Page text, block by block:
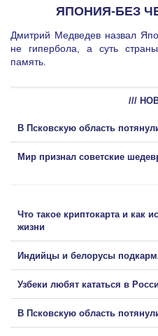
ЯПОНИЯ-БЕЗ
Дмитрий Медведев назвал
не гипербола, а суть
память.
///
В Псковскую область
Мир признал советские
Что такое криптокарта и как
жизни
Индийцы и белорусы
Узбеки любят кататься в
В Псковскую область